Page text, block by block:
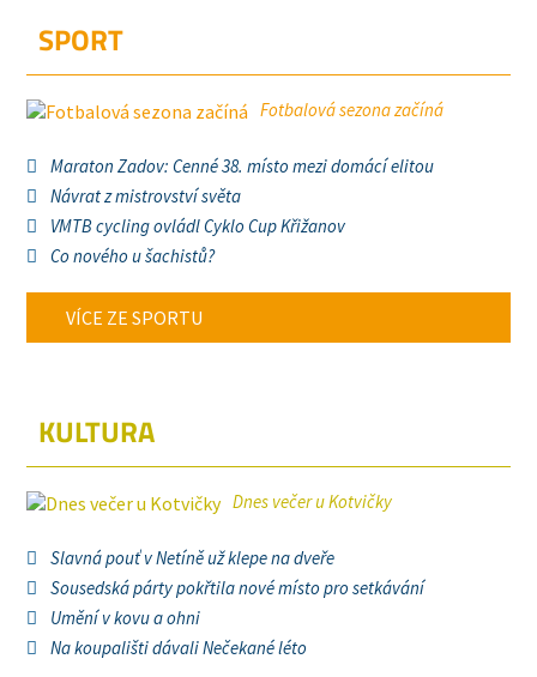
SPORT
Fotbalová sezona začíná
Maraton Zadov: Cenné 38. místo mezi domácí elitou
Návrat z mistrovství světa
VMTB cycling ovládl Cyklo Cup Křižanov
Co nového u šachistů?
VÍCE ZE SPORTU
KULTURA
Dnes večer u Kotvičky
Slavná pouť v Netíně už klepe na dveře
Sousedská párty pokřtila nové místo pro setkávání
Umění v kovu a ohni
Na koupališti dávali Nečekané léto